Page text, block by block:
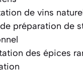
de vins
préparation de
des épices